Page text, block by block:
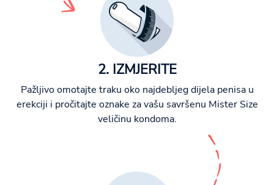
2. IZMJERITE
Pažljivo omotajte traku oko najdebljeg dijela penisa u
erekciji i pročitajte oznake za vašu savršenu Mister Size
veličinu kondoma.